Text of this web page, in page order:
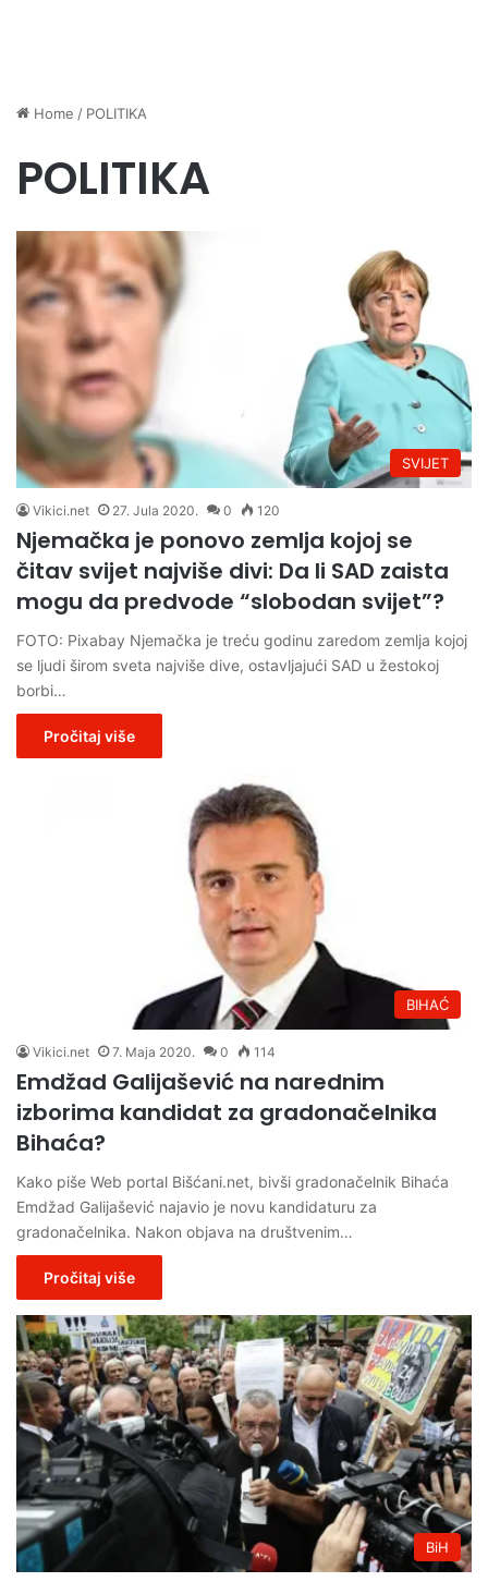
Home / POLITIKA
POLITIKA
SVIJET
Vikici.net 27. Jula 2020. 0 120
Njemačka je ponovo zemlja kojoj se
čitav svijet najviše divi: Da li SAD zaista
mogu da predvode “slobodan svijet”?
FOTO: Pixabay Njemačka je treću godinu zaredom zemlja kojoj
se ljudi širom sveta najviše dive, ostavljajući SAD u žestokoj
borbi…
Pročitaj više
BIHAĆ
Vikici.net 7. Maja 2020. 0 114
Emdžad Galijašević na narednim
izborima kandidat za gradonačelnika
Bihaća?
Kako piše Web portal Bišćani.net, bivši gradonačelnik Bihaća
Emdžad Galijašević najavio je novu kandidaturu za
gradonačelnika. Nakon objava na društvenim…
Pročitaj više
BiH